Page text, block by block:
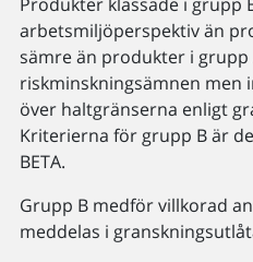
arbetsmiljöperspektiv än
sämre än produkter i
riskminskningsämnen men
över haltgränserna enligt
Kriterierna för grupp B är
BETA.
Grupp B medför villkorad
meddelas i